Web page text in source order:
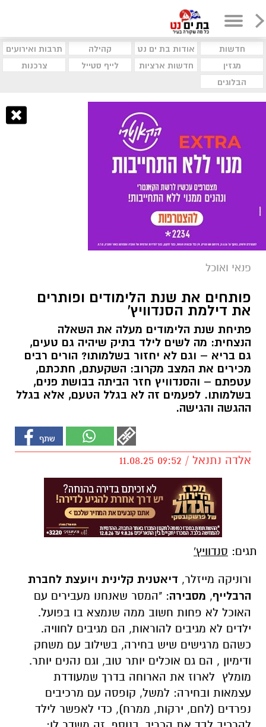
חדשות אודות בת ים נט קהילה
תרבות ואירועים
מגזין
חדשות ארציות לייף סטייל
צרכנות
הבלוגים
פנאי ואוכל
פותחים את שנת הלימודים ופותרים
את דילמת הסנדוויץ'
פתיחת שנת הלימודים מעלה את השאלה
הנצחית: מה לשים לילד בתיק שיהיה גם טעים,
גם בריא – וגם לא יחזור בשלמותו? הורים רבים
מכירים את המצב מקרוב: השקעתם, חתכתם,
עטפתם – והסנדוויץ חזר הביתה בבושת פנים,
בשלמותו. לפעמים זה לא בגלל הטעם, אלא בגלל
ההגשה והגישה.
אלדה נתנאל / 09:52 11.08.25
תגים: סנדוויץ'
ורוניקה מייזלר, דיאטנית קלינית ויועצת לחברת
הרבלייף, מסבירה: "המסר שאנחנו מעבירים עם
האוכל לא פחות חשוב ממה שנמצא בו בפועל.
ילדים לא מגיבים להוראות, הם מגיבים לחוויה.
כשהם מרגישים שיש בחירה, בשילוב עם משחק
ודימיון , הם גם אוכלים יותר טוב, וגם נהנים יותר.
מומלץ לארוז את הארוחה בדרך שמעודדת
עצמאות ובחירה: למשל, קופסה עם מרכיבים
נפרדים (לחם, ירקות, ממרח), כדי לאפשר לילד